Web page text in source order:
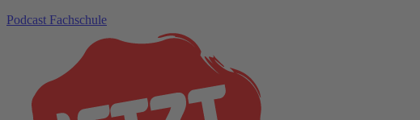
Podcast Fachschule